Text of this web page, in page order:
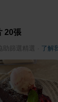
20張
助篩選精選 了解